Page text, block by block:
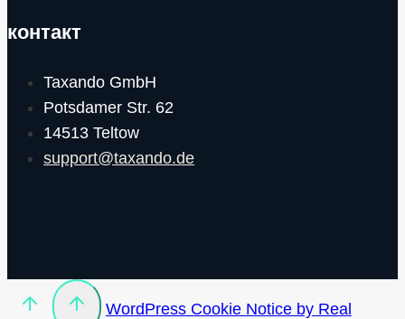
контакт
Taxando GmbH
Potsdamer Str. 62
14513 Teltow
support@taxando.de
WordPress Cookie Notice by Real